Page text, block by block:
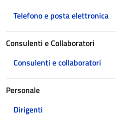
Telefono e posta elettronica
Consulenti e Collaboratori
Consulenti e collaboratori
Personale
Dirigenti